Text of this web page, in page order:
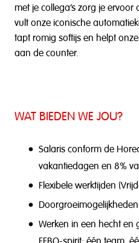
met je collega’s zorg je
vult onze iconische
tapt romig softijs en helpt
aan de counter.
WAT BIEDEN WE JOU?
Salaris conform de
vakantiedagen en 8%
Flexibele werktijden
Doorgroeimogelijkheden
Werken in een hecht en